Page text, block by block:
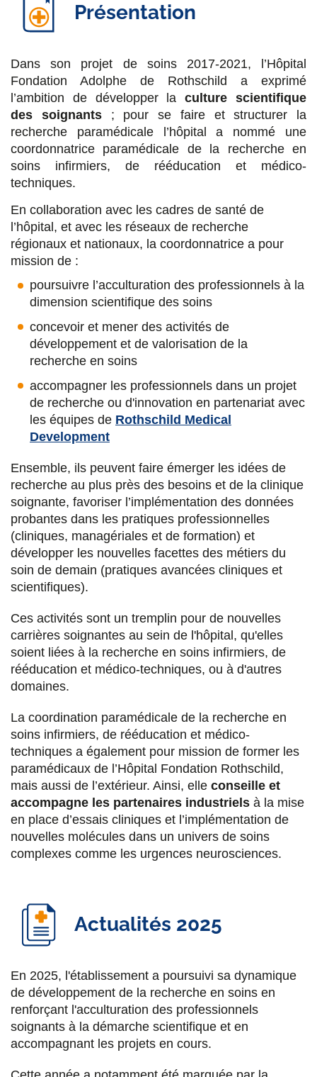
g
e
r
s
u
r
F
a
c
e
b
o
o
k
t
g
e
r
s
u
T
w
i
t
t
e
r
t
g
r
s
u
L
i
n
k
e
d
i
n
t
g
e
r
p
a
E
m
a
i
l
Présentation
Dans son projet de soins 2017-2021, l’Hôpital
Fondation Adolphe de Rothschild a exprimé
l’ambition de développer laculture scientifique
des soignants; pour se faire et structurer la
recherche paramédicale l’hôpital a nommé une
coordonnatrice paramédicale de la recherche en
soins infirmiers, de rééducation et médico-
techniques.
En collaboration avec les cadres de santé de
l’hôpital, et avec les réseaux de recherche
régionaux et nationaux, la coordonnatrice a pour
mission de :
poursuivre l’acculturation des professionnels à la
dimension scientifique des soins
concevoir et mener des activités de
développement et de valorisation de la
recherche en soins
accompagner les professionnels dans un projet
de recherche ou d'innovation en partenariat avec
les équipes de Rothschild Medical
Development
Ensemble, ils peuvent faire émerger les idées de
recherche au plus près des besoins et de la clinique
soignante, favoriser l’implémentation des données
probantes dans les pratiques professionnelles
(cliniques, managériales et de formation) et
développer les nouvelles facettes des métiers du
soin de demain (pratiques avancées cliniques et
scientifiques).
Ces activités sont un tremplin pour de nouvelles
carrières soignantes au sein de l'hôpital, qu'elles
soient liées à la recherche en soins infirmiers, de
rééducation et médico-techniques, ou à d'autres
domaines.
La coordination paramédicale de la recherche en
soins infirmiers, de rééducation et médico-
techniques a également pour mission de former les
paramédicaux de l’Hôpital Fondation Rothschild,
mais aussi de l’extérieur. Ainsi, elle conseille et
accompagne les partenaires industriels à la mise
en place d’essais cliniques et l’implémentation de
nouvelles molécules dans un univers de soins
complexes comme les urgences neurosciences.
Actualités 2025
En 2025, l'établissement a poursuivi sa dynamique
de développement de la recherche en soins en
renforçant l'acculturation des professionnels
soignants à la démarche scientifique et en
accompagnant les projets en cours.